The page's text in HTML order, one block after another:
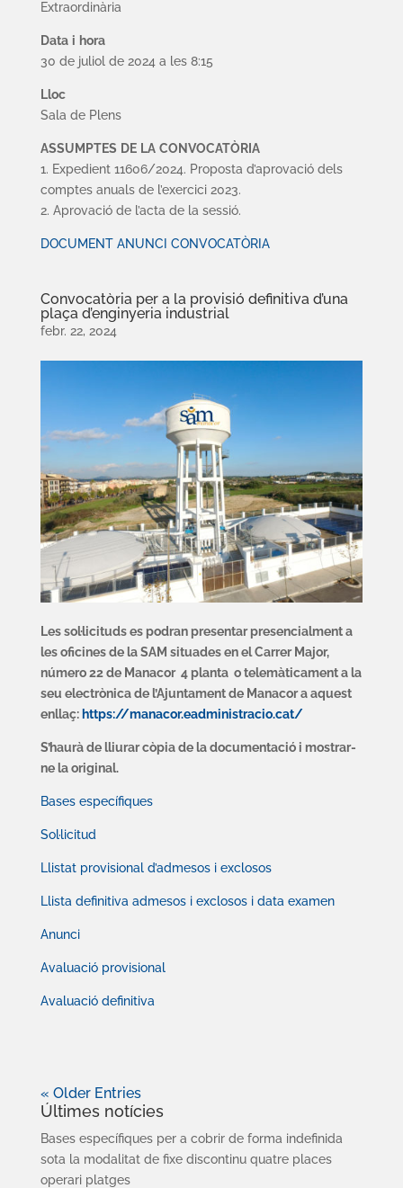
Extraordinària
Data i hora
30 de juliol de 2024 a les 8:15
Lloc
Sala de Plens
ASSUM PTES DE LA CO NVOCATÒ RIA
1. Expedient 11606/2024. Proposta d’aprovació dels
comptes anuals de l’exercici 2023.
2. Aprovació de l’acta de la sessió.
DOCUMENT ANUNCI CONVOCATÒRIA
Convocatòria per a la provisió definitiva d’una
plaça d’enginyeria industrial
febr. 22, 2024
Les sol·licituds es podran presentar presencialment a
les oficines de la SAM situades en el Carrer Major,
número 22 de Manacor 4 planta o telemàticament a la
seu electrònica de l’Ajuntament de Manacor a aquest
enllaç: https://manacor.eadministracio.cat/
S’haurà de lliurar còpia de la documentació i mostrar-
ne la original.
Bases específiques
Sol·licitud
Llistat provisional d’admesos i exclosos
Llista definitiva admesos i exclosos i data examen
Anunci
Avaluació provisional
Avaluació definitiva
« Older Entries
Últimes notícies
Bases específiques per a cobrir de forma indefinida
sota la modalitat de fixe discontinu quatre places
operari platges